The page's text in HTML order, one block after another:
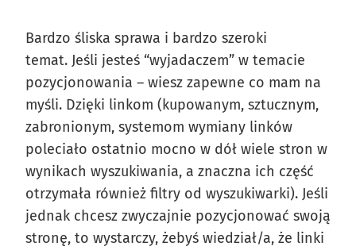
Bardzo śliska sprawa i bardzo szeroki
temat. Jeśli jesteś “wyjadaczem” w temacie
pozycjonowania – wiesz zapewne co mam na
myśli. Dzięki linkom (kupowanym, sztucznym,
zabronionym, systemom wymiany linków
poleciało ostatnio mocno w dół wiele stron w
wynikach wyszukiwania, a znaczna ich część
otrzymała również filtry od wyszukiwarki). Jeśli
jednak chcesz zwyczajnie pozycjonować swoją
stronę, to wystarczy, żebyś wiedział/a, że linki